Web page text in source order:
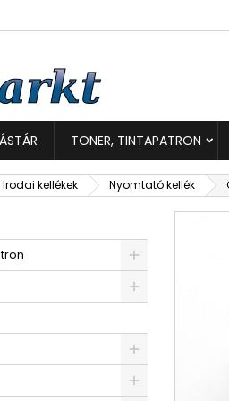
TONER, TINTAPATRON
Irodai kellékek Nyomtató kellék